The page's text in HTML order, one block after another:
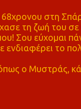
στη
τη ζωή του
Σου εύχομαι
το
ο Μυστράς,